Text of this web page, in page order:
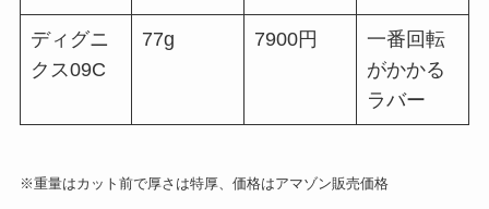
ディグニ
クス09C
77g 7900円
一番回転
がかかる
ラバー
※重量はカット前で厚さは特厚、価格はアマゾン販売価格